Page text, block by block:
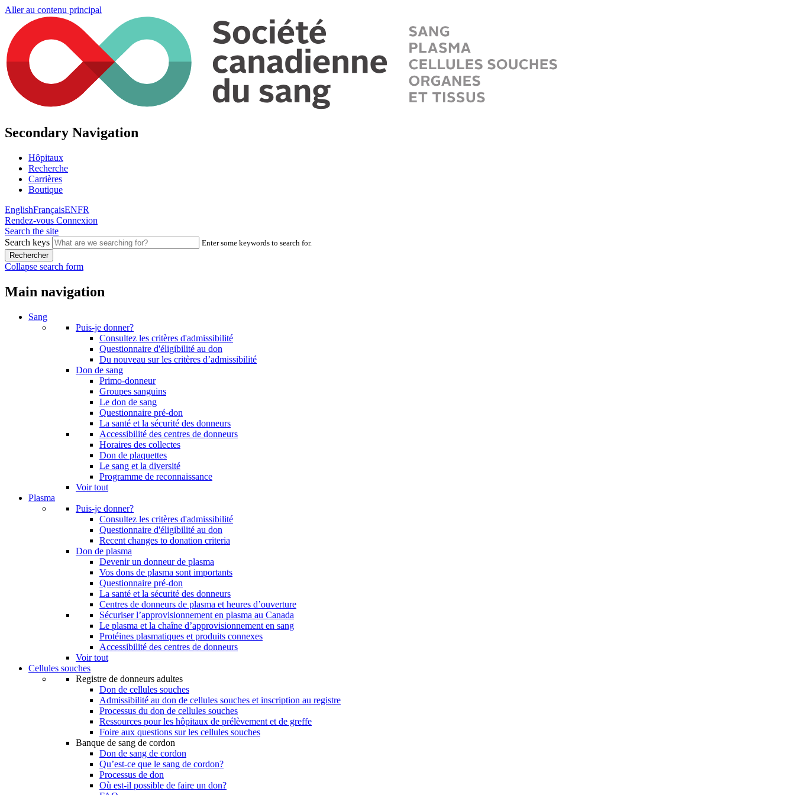
Aller au contenu principal
Secondary Navigation
Hôpitaux
Recherche
Carrières
Boutique
EnglishFrançaisENFR
Rendez-vous Connexion
Search the site
Search keys
Enter some keywords to search for.
Collapse search form
Main navigation
Sang
Puis-je donner?
Consultez les critères d'admissibilité
Questionnaire d'éligibilité au don
Du nouveau sur les critères d’admissibilité
Don de sang
Primo-donneur
Groupes sanguins
Le don de sang
Questionnaire pré-don
La santé et la sécurité des donneurs
Accessibilité des centres de donneurs
Horaires des collectes
Don de plaquettes
Le sang et la diversité
Programme de reconnaissance
Voir tout
Plasma
Puis-je donner?
Consultez les critères d'admissibilité
Questionnaire d'éligibilité au don
Recent changes to donation criteria
Don de plasma
Devenir un donneur de plasma
Vos dons de plasma sont importants
Questionnaire pré-don
La santé et la sécurité des donneurs
Centres de donneurs de plasma et heures d’ouverture
Sécuriser l’approvisionnement en plasma au Canada
Le plasma et la chaîne d’approvisionnement en sang
Protéines plasmatiques et produits connexes
Accessibilité des centres de donneurs
Voir tout
Cellules souches
Registre de donneurs adultes
Don de cellules souches
Admissibilité au don de cellules souches et inscription au registre
Processus du don de cellules souches
Ressources pour les hôpitaux de prélèvement et de greffe
Foire aux questions sur les cellules souches
Banque de sang de cordon
Don de sang de cordon
Qu’est-ce que le sang de cordon?
Processus de don
Où est-il possible de faire un don?